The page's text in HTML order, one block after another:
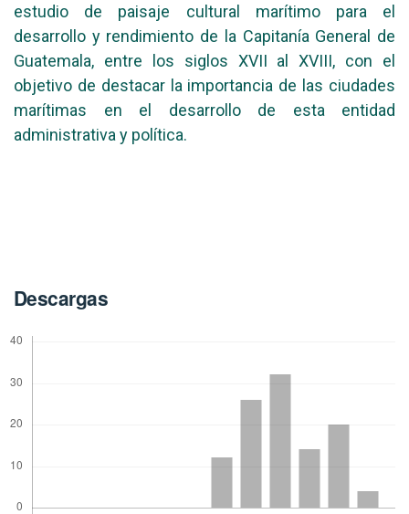
estudio de paisaje cultural marítimo para el
desarrollo y rendimiento de la Capitanía General de
Guatemala, entre los siglos XVII al XVIII, con el
objetivo de destacar la importancia de las ciudades
marítimas en el desarrollo de esta entidad
administrativa y política.
Descargas